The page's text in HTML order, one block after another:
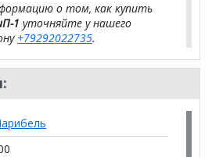
о том, как купить
1 уточняйте у нашего
+79292022735.
сайте100диванов.com
для интернет-магазина
в розничных магазинах-